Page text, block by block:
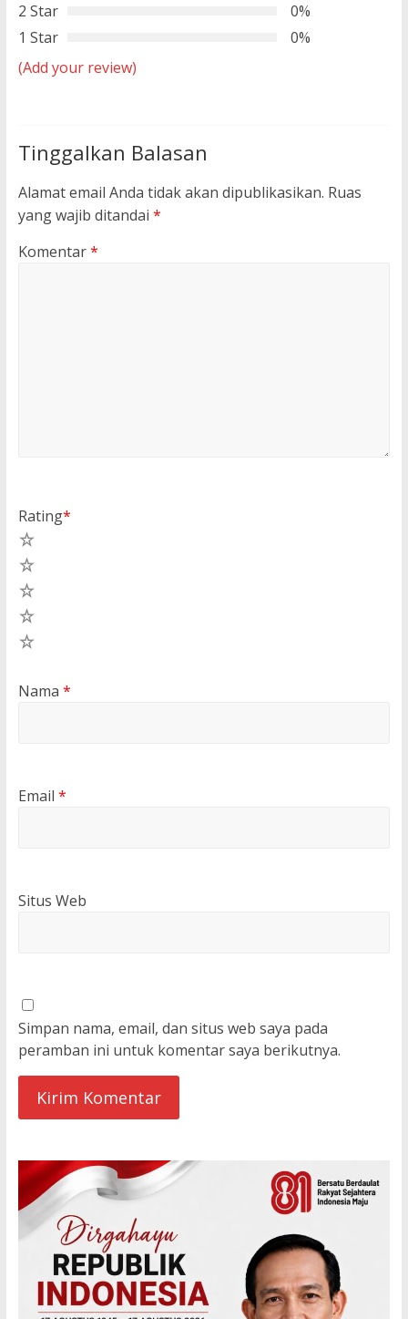
2 Star
0%
1 Star
0%
(Add your review)
Tinggalkan Balasan
Alamat email Anda tidak akan dipublikasikan. Ruas
yang wajib ditandai *
Komentar*
Rating*
Nama *
Email *
Situs Web
Simpan nama, email, dan situs web saya pada
peramban ini untuk komentar saya berikutnya.